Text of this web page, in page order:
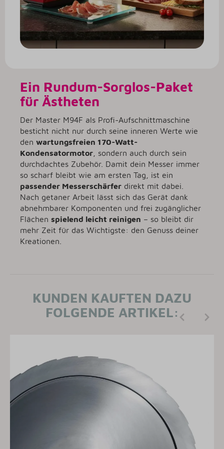
Ein Rundum-Sorglos-Paket
für Ästheten
Der Master M94F als Profi-Aufschnittmaschine
besticht nicht nur durch seine inneren Werte wie
den wartungsfreien 170-Watt-
Kondensatormotor , sondern auch durch sein
durchdachtes Zubehör. Damit dein Messer immer
so scharf bleibt wie am ersten Tag, ist ein
passender Messerschärfer direkt mit dabei.
Nach getaner Arbeit lässt sich das Gerät dank
abnehmbarer Komponenten und frei zugänglicher
Flächen spielend leicht reinigen – so bleibt dir
mehr Zeit für das Wichtigste: den Genuss deiner
Kreationen.
KUNDEN KAUFTEN DAZU
FOLGENDE ARTIKEL: